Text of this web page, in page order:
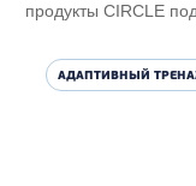
продукты CIRCLE
АДАПТИВНЫЙ